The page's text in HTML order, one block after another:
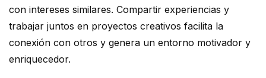
con intereses similares. Compartir experiencias y
trabajar juntos en proyectos creativos facilita la
conexión con otros y genera un entorno motivador y
enriquecedor.